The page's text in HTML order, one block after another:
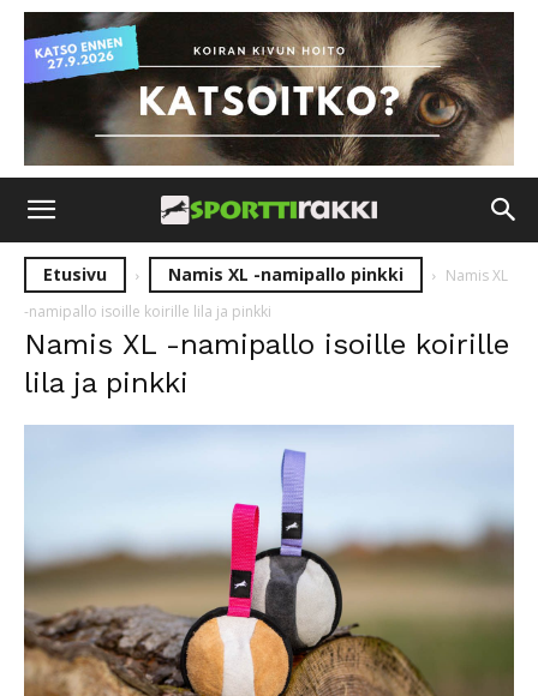
Etusivu Namis XL -namipallo pinkki
Namis XL
-namipallo isoille koirille lila ja pinkki
Namis XL -namipallo isoille koirille
lila ja pinkki